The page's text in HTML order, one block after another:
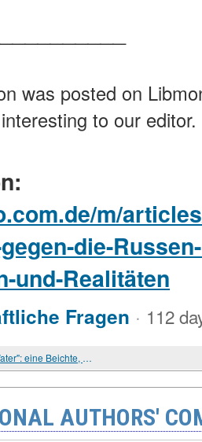
was posted on
to our editor.
m/
die-
und-Realitäten
Fragen · 112
Franz Kafkas "Brief an den Vater": eine Beichte, die den Adressaten nicht erreicht hat.
AUTHORS'